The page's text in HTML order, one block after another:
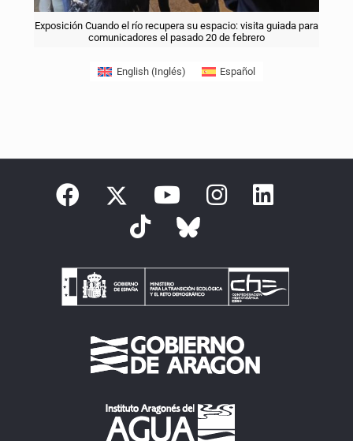
Exposición Cuando el río recupera su espacio: visita guiada para
comunicadores el pasado 20 de febrero
English(Inglés) Español